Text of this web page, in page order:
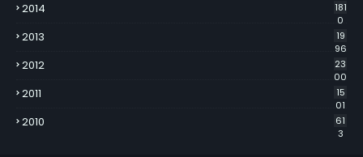
2014
181
0
2013
19
96
2012
23
00
2011
15
01
2010
61
3